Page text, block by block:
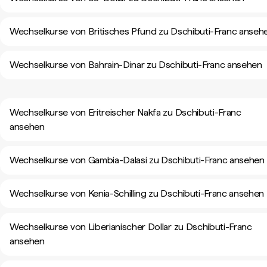
Wechselkurse von Britisches Pfund zu Dschibuti-Franc
Wechselkurse von Bahrain-Dinar zu Dschibuti-Franc ansehen
Wechselkurse von Eritreischer Nakfa zu Dschibuti-Franc
ansehen
Wechselkurse von Gambia-Dalasi zu Dschibuti-Franc ansehen
Wechselkurse von Kenia-Schilling zu Dschibuti-Franc ansehen
Wechselkurse von Liberianischer Dollar zu Dschibuti-Franc
ansehen